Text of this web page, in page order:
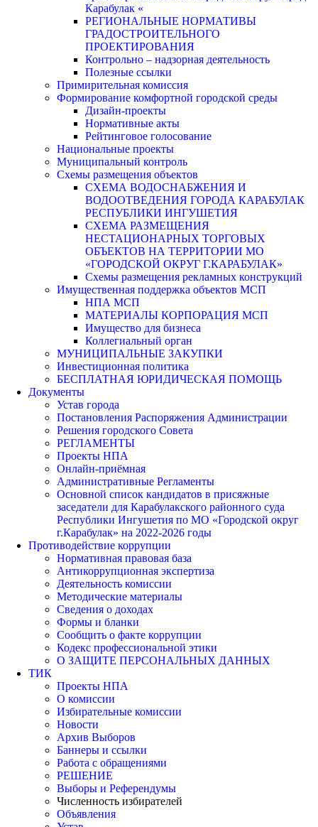
Карабулак «
РЕГИОНАЛЬНЫЕ НОРМАТИВЫ
ГРАДОСТРОИТЕЛЬНОГО
ПРОЕКТИРОВАНИЯ
Контрольно – надзорная деятельность
Полезные ссылки
Примирительная комиссия
Формирование комфортной городской среды
Дизайн-проекты
Нормативные акты
Рейтинговое голосование
Национальные проекты
Муниципальный контроль
Схемы размещения объектов
СХЕМА ВОДОСНАБЖЕНИЯ И
ВОДООТВЕДЕНИЯ ГОРОДА КАРАБУЛАК
РЕСПУБЛИКИ ИНГУШЕТИЯ
СХЕМА РАЗМЕЩЕНИЯ
НЕСТАЦИОНАРНЫХ ТОРГОВЫХ
ОБЪЕКТОВ НА ТЕРРИТОРИИ МО
«ГОРОДСКОЙ ОКРУГ Г.КАРАБУЛАК»
Схемы размещения рекламных конструкций
Имущественная поддержка объектов МСП
НПА МСП
МАТЕРИАЛЫ КОРПОРАЦИЯ МСП
Имущество для бизнеса
Коллегиальный орган
МУНИЦИПАЛЬНЫЕ ЗАКУПКИ
Инвестиционная политика
БЕСПЛАТНАЯ ЮРИДИЧЕСКАЯ ПОМОЩЬ
Документы
Устав города
Постановления Распоряжения Администрации
Решения городского Совета
РЕГЛАМЕНТЫ
Проекты НПА
Онлайн-приёмная
Административные Регламенты
Основной список кандидатов в присяжные
заседатели для Карабулакского районного суда
Республики Ингушетия по МО «Городской округ
г.Карабулак» на 2022-2026 годы
Противодействие коррупции
Нормативная правовая база
Антикоррупционная экспертиза
Деятельность комиссии
Методические материалы
Сведения о доходах
Формы и бланки
Сообщить о факте коррупции
Кодекс профессиональной этики
О ЗАЩИТЕ ПЕРСОНАЛЬНЫХ ДАННЫХ
ТИК
Проекты НПА
О комиссии
Избирательные комиссии
Новости
Архив Выборов
Баннеры и ссылки
Работа с обращениями
РЕШЕНИЕ
Выборы и Референдумы
Численность избирателей
Объявления